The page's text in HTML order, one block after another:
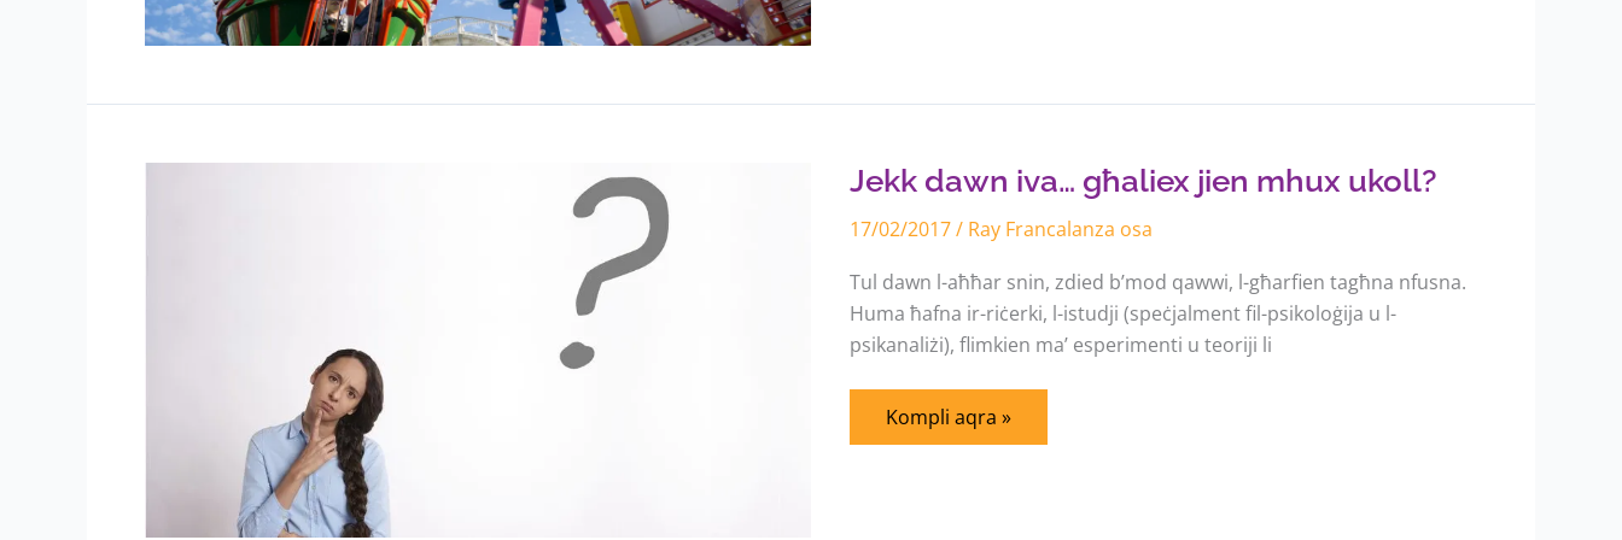
Jekk dawn iva… għaliex jien mhux ukoll?
17/02/2017/ Ray Francalanza osa
Tul dawn l-aħħar snin, zdied b’mod qawwi, l-għarfien tagħna nfusna.
Huma ħafna ir-riċerki, l-istudji (speċjalment fil-psikoloġija u l-
psikanaliżi), flimkien ma’ esperimenti u teoriji li
Jekk
għaliex
jien
ukoll?
Kompli aqra »